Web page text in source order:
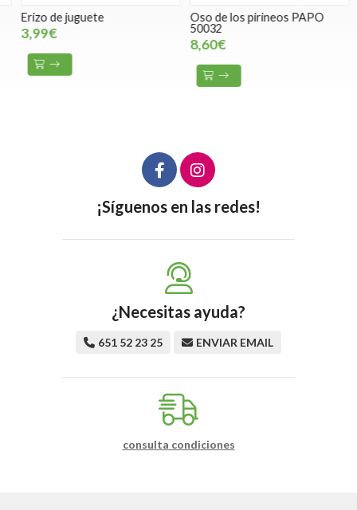
Erizo de juguete
3,99€
Oso de los pirineos PAPO
50032
8,60€
¡Síguenos en las redes!
¿Necesitas ayuda?
651 52 23 25 ENVIAR EMAIL
consulta condiciones